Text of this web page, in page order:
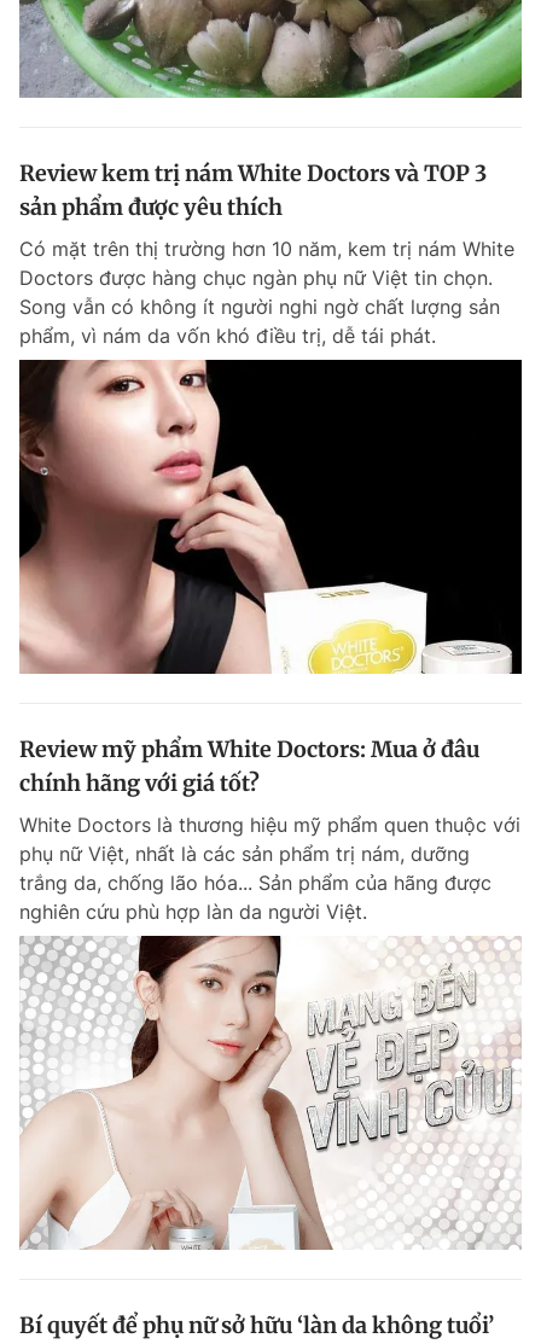
Review kem trị nám White Doctors và TOP 3
sản phẩm được yêu thích
Có mặt trên thị trường hơn 10 năm, kem trị nám White
Doctors được hàng chục ngàn phụ nữ Việt tin chọn.
Song vẫn có không ít người nghi ngờ chất lượng sản
phẩm, vì nám da vốn khó điều trị, dễ tái phát.
Review mỹ phẩm White Doctors: Mua ở đâu
chính hãng với giá tốt?
White Doctors là thương hiệu mỹ phẩm quen thuộc với
phụ nữ Việt, nhất là các sản phẩm trị nám, dưỡng
trắng da, chống lão hóa... Sản phẩm của hãng được
nghiên cứu phù hợp làn da người Việt.
Bí quyết để phụ nữ sở hữu ‘làn da không tuổi’